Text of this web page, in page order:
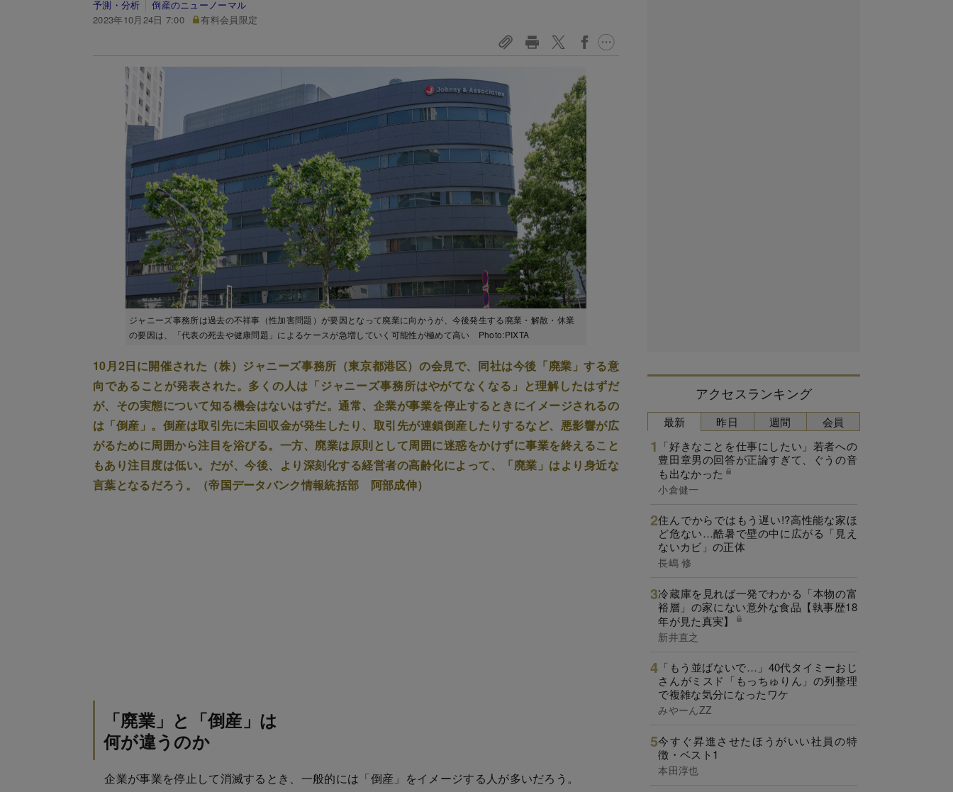
予測・分析
倒産のニューノーマル
2023年10月24日 7:00
有料会員限定
ジャニーズ事務所は過去の不祥事（性加害問題）が要因となって廃業に向かうが、今後発生する廃業・解散・休業
の要因は、「代表の死去や健康問題」によるケースが急増していく可能性が極めて高い Photo:PIXTA
10月2日に開催された（株）ジャニーズ事務所（東京都港区）の会見で、同社は今後「廃業」する意
向であることが発表された。多くの人は「ジャニーズ事務所はやがてなくなる」と理解したはずだ
が、その実態について知る機会はないはずだ。通常、企業が事業を停止するときにイメージされるの
は「倒産」。倒産は取引先に未回収金が発生したり、取引先が連鎖倒産したりするなど、悪影響が広
がるために周囲から注目を浴びる。一方、廃業は原則として周囲に迷惑をかけずに事業を終えること
もあり注目度は低い。だが、今後、より深刻化する経営者の高齢化によって、「廃業」はより身近な
言葉となるだろう。（帝国データバンク情報統括部 阿部成伸）
「廃業」と「倒産」は
何が違うのか
企業が事業を停止して消滅するとき、一般的には「倒産」をイメージする人が多いだろう。
アクセスランキング
最新
「好きなことを仕事にしたい」若者への
豊田章男の回答が正論すぎて、ぐうの音
も出なかった
小倉健一
住んでからではもう遅い!?高性能な家ほ
ど危ない…酷暑で壁の中に広がる「見え
ないカビ」の正体
長嶋 修
冷蔵庫を見れば一発でわかる「本物の富
裕層」の家にない意外な食品【執事歴18
年が見た真実】
新井直之
「もう並ばないで…」40代タイミーおじ
さんがミスド「もっちゅりん」の列整理
で複雑な気分になったワケ
みやーんZZ
今すぐ昇進させたほうがいい社員の特
徴・ベスト1
本田淳也
昨日 週間 会員